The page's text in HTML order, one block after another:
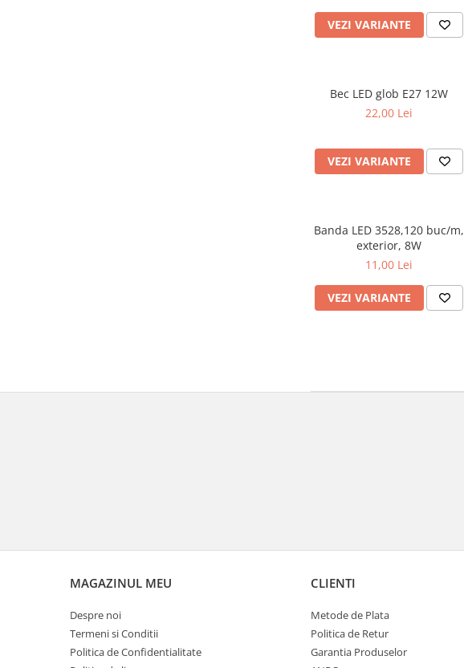
VEZI VARIANTE
Bec LED glob E27 12W
22,00 Lei
VEZI VARIANTE
Banda LED 3528,120 buc/m,
exterior, 8W
11,00 Lei
VEZI VARIANTE
MAGAZINUL MEU
Despre noi
Termeni si Conditii
Politica de Confidentialitate
CLIENTI
Metode de Plata
Politica de Retur
Garantia Produselor